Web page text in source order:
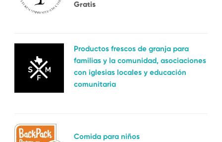
Gratis
Productos frescos de granja para
familias y la comunidad, asociaciones
con iglesias locales y educación
comunitaria
Comida para niños